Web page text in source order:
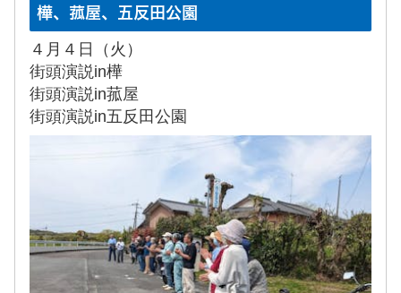
樺、菰屋、五反田公園
４月４日（火）
街頭演説in樺
街頭演説in菰屋
街頭演説in五反田公園